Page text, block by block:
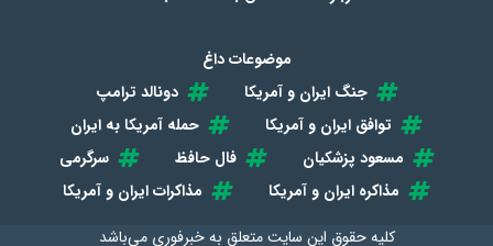
موضوعات داغ
جنگ ایران و آمریکا
دونالد ترامپ
توافق ایران و آمریکا
حمله آمریکا به ایران
مسعود پزشکیان
فال حافظ
سرگرمی
مذاکره ایران و آمریکا
مذاکرات ایران و آمریکا
کلیه حقوق این سایت متعلق بهخبرفوری می‌باشد